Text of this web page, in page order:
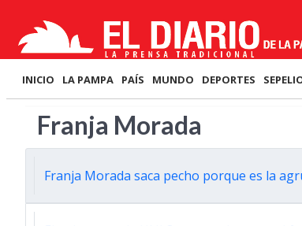
INICIO LA PAMPA PAÍS MUNDO DEPORTES
Franja Morada
Franja Morada saca pecho porque es la